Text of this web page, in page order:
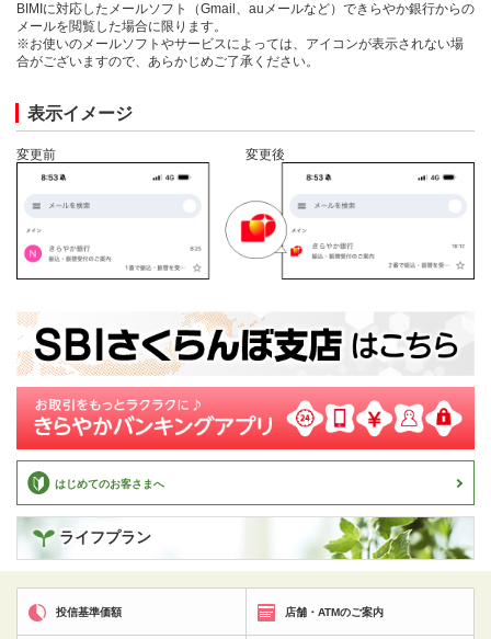
BIMIに対応したメールソフト（Gmail、auメールなど）できらやか銀行からの
メールを閲覧した場合に限ります。
※お使いのメールソフトやサービスによっては、アイコンが表示されない場
合がございますので、あらかじめご了承ください。
表示イメージ
変更前 変更後
はじめてのお客さまへ
ライフプラン
投信基準価額 店舗・ATMのご案内